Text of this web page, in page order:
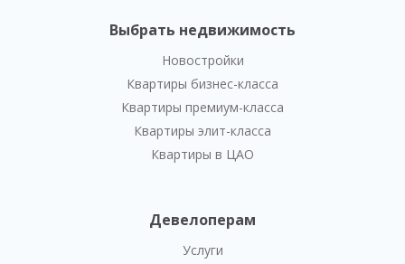
Выбрать недвижимость
Новостройки
Квартиры бизнес-класса
Квартиры премиум-класса
Квартиры элит-класса
Квартиры в ЦАО
Девелоперам
Услуги